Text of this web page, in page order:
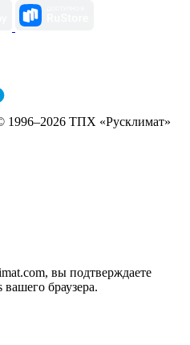
1996–2026 ТПХ «Русклимат»
вы подтверждаете
браузера.